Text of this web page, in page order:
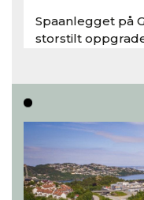
Spaanlegget på
storstilt
Les hele